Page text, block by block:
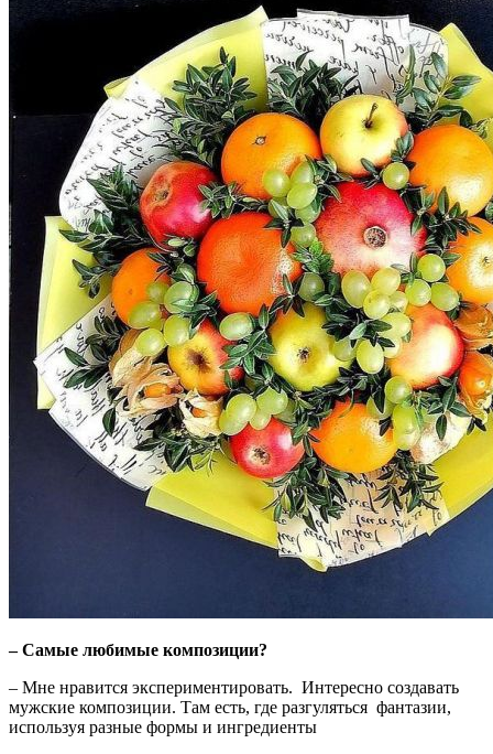
– Самые любимые композиции?
– Мне нравится экспериментировать. Интересно создавать
мужские композиции. Там есть, где разгуляться фантазии,
используя разные формы и ингредиенты